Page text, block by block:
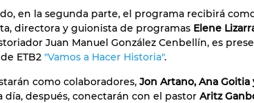
en la segunda parte, el programa recibirá
directora y guionista de programas Elene
Juan Manuel González Cenbellín, es
ETB2 "Vamos a Hacer Historia".
como colaboradores, Jon Artano, Ana Goitia
día, después, conectarán con el pastor Aritz